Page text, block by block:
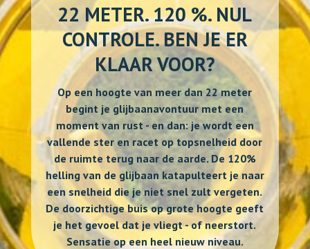
22 METER. 120 %. NUL
CONTROLE. BEN JE ER
KLAAR VOOR?
Op een hoogte van meer dan 22 meter
begint je glijbaanavontuur met een
moment van rust - en dan: je wordt een
vallende ster en racet op topsnelheid door
de ruimte terug naar de aarde. De 120%
helling van de glijbaan katapulteert je naar
een snelheid die je niet snel zult vergeten.
De doorzichtige buis op grote hoogte geeft
je het gevoel dat je vliegt - of neerstort.
Sensatie op een heel nieuw niveau.